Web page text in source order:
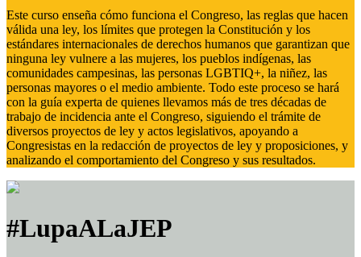
Este curso enseña cómo funciona el Congreso, las reglas que hacen
válida una ley, los límites que protegen la Constitución y los
estándares internacionales de derechos humanos que garantizan que
ninguna ley vulnere a las mujeres, los pueblos indígenas, las
comunidades campesinas, las personas LGBTIQ+, la niñez, las
personas mayores o el medio ambiente. Todo este proceso se hará
con la guía experta de quienes llevamos más de tres décadas de
trabajo de incidencia ante el Congreso, siguiendo el trámite de
diversos proyectos de ley y actos legislativos, apoyando a
Congresistas en la redacción de proyectos de ley y proposiciones, y
analizando el comportamiento del Congreso y sus resultados.
#LupaALaJEP